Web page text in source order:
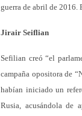
guerra de abril de 2016.
Jirair Seiflian
Sefilian creó “el
campaña opositora de
habían iniciado un
Rusia, acusándola de